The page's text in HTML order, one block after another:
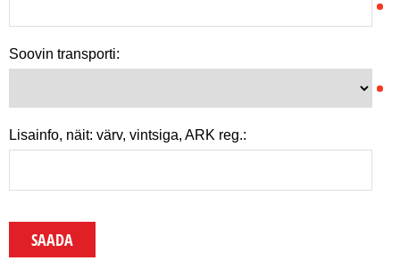
Soovin transporti:
Lisainfo, näit: värv, vintsiga, ARK reg.: